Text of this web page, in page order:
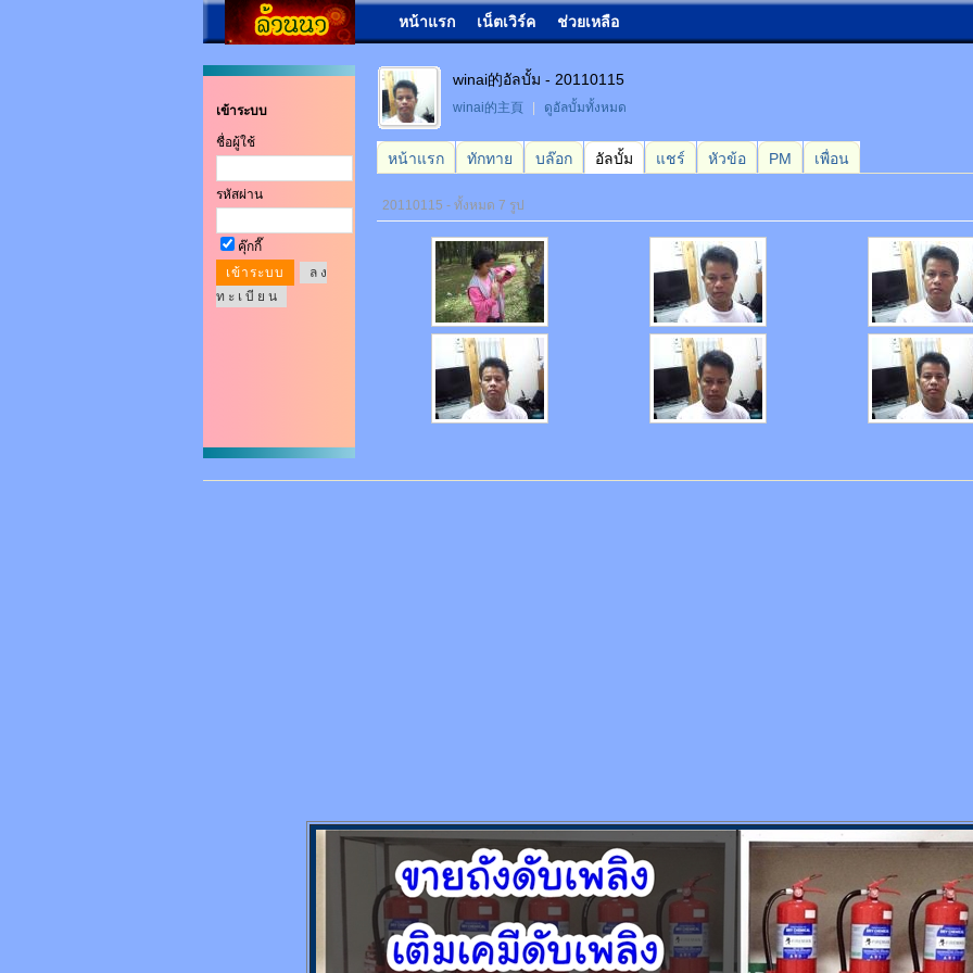
หน้าแรก เน็ตเวิร์ค ช่วยเหลือ
เข้าระบบ
ชื่อผู้ใช้
รหัสผ่าน
คุ๊กกี๊
ล ง
ท ะ เ บี ย น
winai的อัลบั้ม - 20110115
winai的主頁 ดูอัลบั้มทั้งหมด
หน้าแรก ทักทาย บล๊อก อัลบั้ม แชร์ หัวข้อ PM เพื่อน
20110115 - ทั้งหมด 7 รูป